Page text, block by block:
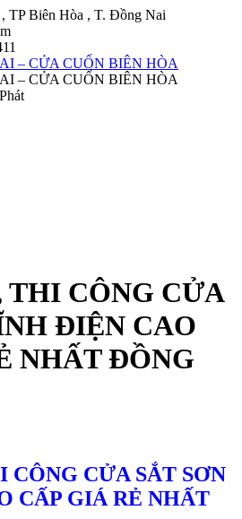
TP Biên Hòa , T. Đồng Nai
THI CÔNG CỬA
ĐIỆN CAO
NHẤT ĐỒNG
CÔNG CỬA SẮT SƠN
CẤP GIÁ RẺ NHẤT